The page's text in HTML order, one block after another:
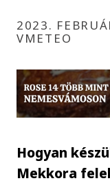
2023.
VMETEO
Hogyan
Mekkora